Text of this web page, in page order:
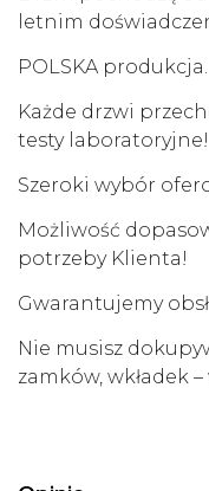
letnim
POLSKA produkcja.
Każde drzwi
testy laboratoryjne!
Szeroki wybór
Możliwość
potrzeby Klienta!
Gwarantujemy
Nie musisz
zamków, wkładek